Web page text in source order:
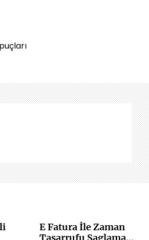
E Fatura İle Zaman